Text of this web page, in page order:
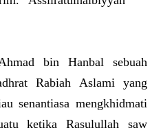
bin Hanbal sebuah
Rabiah Aslami yang
senantiasa mengkhidmati
ketika Rasulullah saw